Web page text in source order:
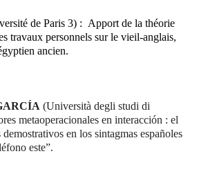
de Paris 3) : Apport de la théorie
travaux personnels sur le vieil-anglais,
ancien.
(Università degli studi di
metaoperacionales en interacción : el
en los sintagmas españoles
este”.